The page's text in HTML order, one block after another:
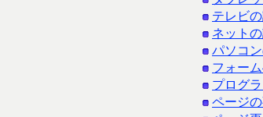
テレビ
ネット
パソコ
フォー
プログ
ページ